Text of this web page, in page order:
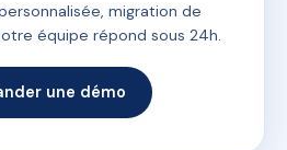
migration de
équipe répond sous 24h.
une démo